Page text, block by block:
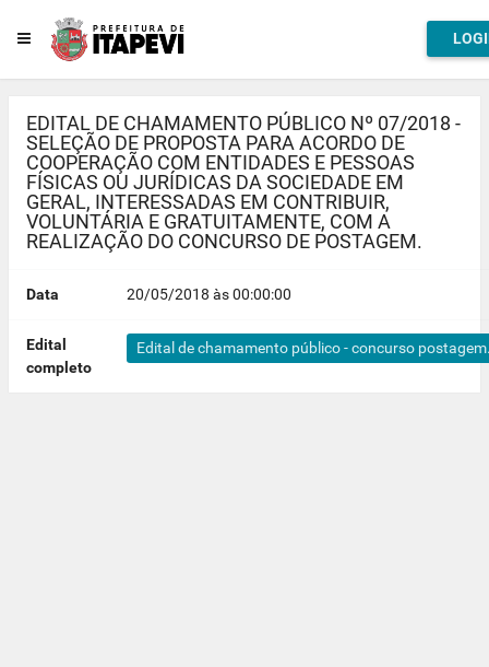
EDITAL DE CHAMAMENTO PÚBLICO Nº 07/2018 -
SELEÇÃO DE PROPOSTA PARA ACORDO DE
COOPERAÇÃO COM ENTIDADES E PESSOAS
FÍSICAS OU JURÍDICAS DA SOCIEDADE EM
GERAL, INTERESSADAS EM CONTRIBUIR,
VOLUNTÁRIA E GRATUITAMENTE, COM A
REALIZAÇÃO DO CONCURSO DE POSTAGEM.
Data 20/05/2018 às 00:00:00
Edital
completo
Edital de chamamento público - concurso